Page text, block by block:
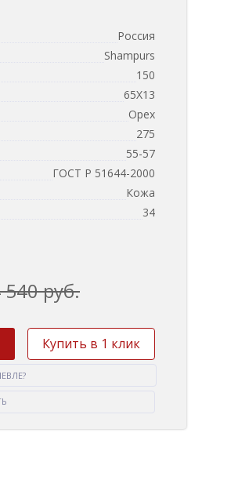
Россия
Shampurs
150
65Х13
Орех
275
55-57
ГОСТ Р 51644-2000
Кожа
34
540 руб.
Купить в 1 клик